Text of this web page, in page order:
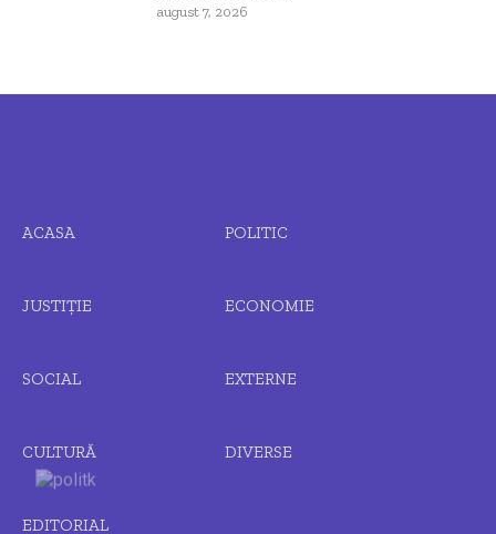
august 7, 2026
ACASA POLITIC
JUSTIȚIE ECONOMIE
SOCIAL EXTERNE
CULTURĂ DIVERSE
EDITORIAL